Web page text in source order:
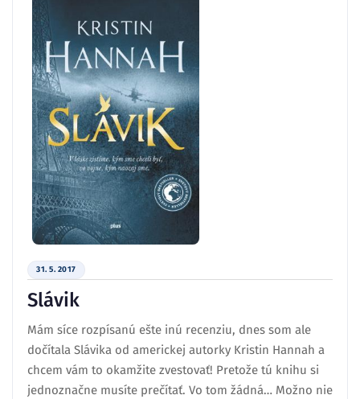
31. 5. 2017
Slávik
Mám síce rozpísanú ešte inú recenziu, dnes som ale
dočítala Slávika od americkej autorky Kristin Hannah a
chcem vám to okamžite zvestovať! Pretože tú knihu si
jednoznačne musíte prečítať. Vo tom žádná… Možno nie